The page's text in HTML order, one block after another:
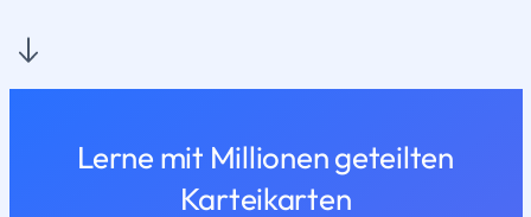
Lerne mit Millionen geteilten
Karteikarten